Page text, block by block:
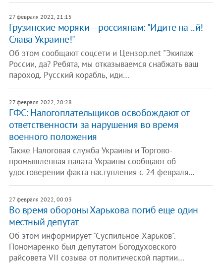
27 февраля 2022, 21:15
Грузинские моряки – россиянам: "Идите на ..й!
Слава Украине!"
Об этом сообщают соцсети и Цензор.net "Экипаж
России, да? Ребята, мы отказываемся снабжать ваш
пароход. Русский корабль, иди…
27 февраля 2022, 20:28
​ГФС: Налогоплательщиков освобождают от
ответственности за нарушения во время
военного положения
Также Налоговая служба Украины и Торгово-
промышленная палата Украины сообщают об
удостоверении факта наступления с 24 февраля…
27 февраля 2022, 00:03
Во время обороны Харькова погиб еще один
местный депутат
Об этом информирует "Суспильное Харьков".
Пономаренко был депутатом Богодуховского
райсовета VII созыва от политической партии…